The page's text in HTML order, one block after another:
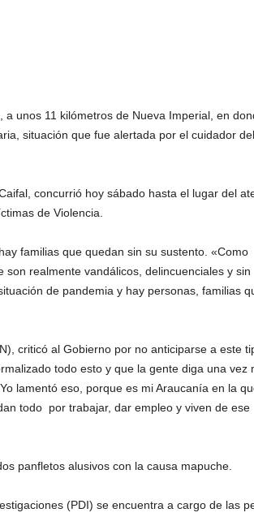
unos 11 kilómetros de Nueva Imperial, en
situación que fue alertada por el cuidador del
concurrió hoy sábado hasta el lugar del
de Violencia.
familias que quedan sin su sustento. «Como
realmente vandálicos, delincuenciales y sin
de pandemia y hay personas, familias
criticó al Gobierno por no anticiparse a este
todo esto y que la gente diga una vez
lamentó eso, porque es mi Araucanía en la
todo por trabajar, dar empleo y viven de ese
panfletos alusivos con la causa mapuche.
(PDI) se encuentra a cargo de las